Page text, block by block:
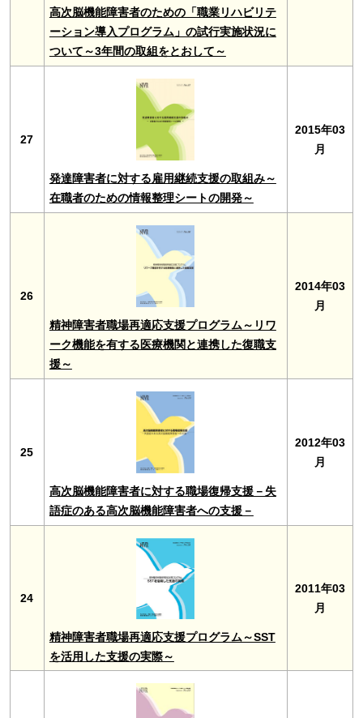
高次脳機能障害者のための「職業リハビリテ
ーション導入プログラム」の試行実施状況に
ついて～3年間の取組をとおして～
27
発達障害者に対する雇用継続支援の取組み～
在職者のための情報整理シートの開発～
2015年03
月
26
精神障害者職場再適応支援プログラム～リワ
ーク機能を有する医療機関と連携した復職支
援～
2014年03
月
25
高次脳機能障害者に対する職場復帰支援－失
語症のある高次脳機能障害者への支援－
2012年03
月
24
精神障害者職場再適応支援プログラム～SST
を活用した支援の実際～
2011年03
月